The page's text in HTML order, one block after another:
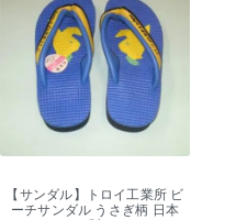
【サンダル】トロイ工業所 ビ
ーチサンダル うさぎ柄 日本